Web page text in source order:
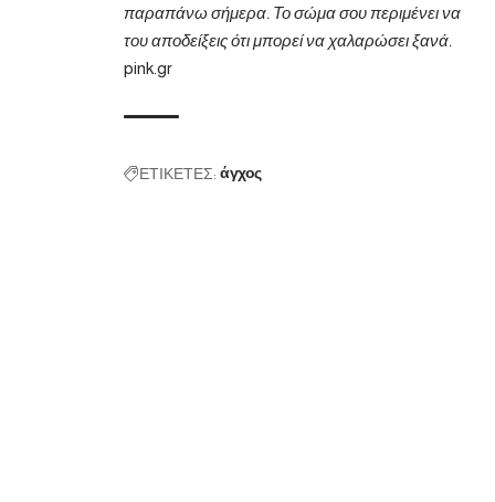
παραπάνω σήμερα. Το σώμα σου περιμένει να
του αποδείξεις ότι μπορεί να χαλαρώσει ξανά.
pink.gr
ΕΤΙΚΕΤΕΣ: άγχος